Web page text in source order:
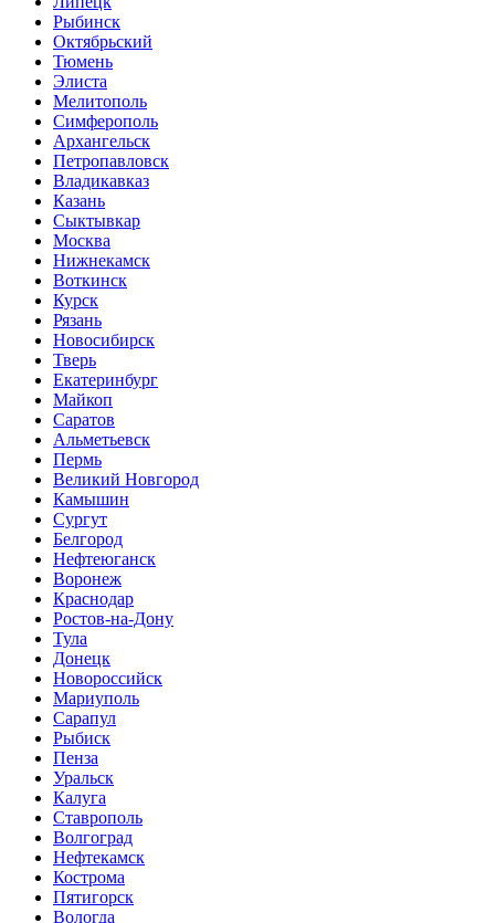
Рыбинск
Октябрьский
Тюмень
Элиста
Мелитополь
Симферополь
Архангельск
Петропавловск
Владикавказ
Казань
Сыктывкар
Москва
Нижнекамск
Воткинск
Курск
Рязань
Новосибирск
Тверь
Екатеринбург
Майкоп
Саратов
Альметьевск
Пермь
Великий Новгород
Камышин
Сургут
Белгород
Нефтеюганск
Воронеж
Краснодар
Ростов-на-Дону
Тула
Донецк
Новороссийск
Мариуполь
Сарапул
Рыбиск
Пенза
Уральск
Калуга
Ставрополь
Волгоград
Нефтекамск
Кострома
Пятигорск
Вологда